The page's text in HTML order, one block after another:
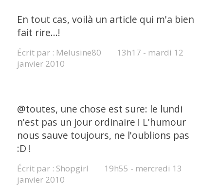
En tout cas, voilà un article qui m'a bien
fait rire...!
Écrit par : Melusine80 13h17 - mardi 12
janvier 2010
@toutes, une chose est sure: le lundi
n'est pas un jour ordinaire ! L'humour
nous sauve toujours, ne l'oublions pas
:D !
Écrit par : Shopgirl 19h55 - mercredi 13
janvier 2010